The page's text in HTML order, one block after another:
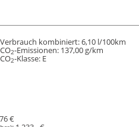
Verbrauch kombiniert:6,10 l/100km
CO2-Emissionen: 137,00 g/km
CO2-Klasse: E
€